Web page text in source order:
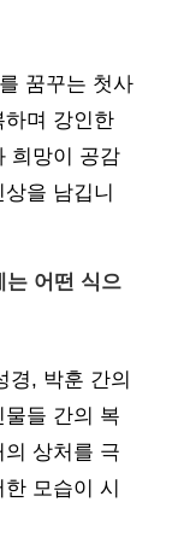
꿈꾸는 첫사
하며 강인한
희망이 공감
을 남깁니
는 어떤 식으
경, 박훈 간의
들 간의 복
상처를 극
모습이 시